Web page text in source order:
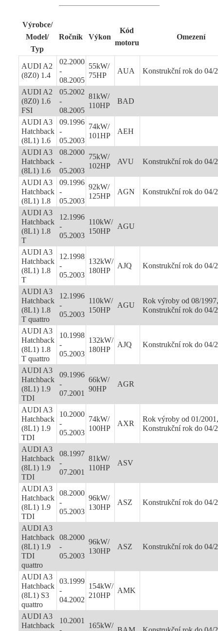
Výrobce/
Model/
Typ
Ročník Výkon
Kód
motoru
Omezení
AUDI A2
(8Z0) 1.4
02.2000
-
08.2005
55kW/
75HP
AUA Konstrukční rok do 04/
AUDI A2
(8Z0) 1.6
FSI
05.2002
-
08.2005
81kW/
110HP
BAD
AUDI A3
Hatchback
(8L1) 1.6
09.1996
-
05.2003
74kW/
101HP
AEH
AUDI A3
Hatchback
(8L1) 1.6
08.2000
-
05.2003
75kW/
102HP
AVU Konstrukční rok do 04/
AUDI A3
Hatchback
(8L1) 1.8
09.1996
-
05.2003
92kW/
125HP
AGN Konstrukční rok do 04/
AUDI A3
Hatchback
(8L1) 1.8
T
12.1996
-
05.2003
110kW/
150HP
AGU
AUDI A3
Hatchback
(8L1) 1.8
T
12.1998
-
05.2003
132kW/
180HP
AJQ Konstrukční rok do 04/
AUDI A3
Hatchback
(8L1) 1.8
T quattro
12.1996
-
05.2003
110kW/
150HP
AGU
Rok výroby od 08/1997,
Konstrukční rok do 04/
AUDI A3
Hatchback
(8L1) 1.8
T quattro
10.1998
-
05.2003
132kW/
180HP
AJQ Konstrukční rok do 04/
AUDI A3
Hatchback
(8L1) 1.9
TDI
09.1996
-
07.2001
66kW/
90HP
AGR
AUDI A3
Hatchback
(8L1) 1.9
TDI
10.2000
-
05.2003
74kW/
100HP
AXR
Rok výroby od 01/2001,
Konstrukční rok do 04/
AUDI A3
Hatchback
(8L1) 1.9
TDI
08.1997
-
07.2001
81kW/
110HP
ASV
AUDI A3
Hatchback
(8L1) 1.9
TDI
08.2000
-
05.2003
96kW/
130HP
ASZ Konstrukční rok do 04/
AUDI A3
Hatchback
(8L1) 1.9
TDI
quattro
08.2000
-
05.2003
96kW/
130HP
ASZ Konstrukční rok do 04/
AUDI A3
Hatchback
(8L1) S3
quattro
03.1999
-
04.2002
154kW/
210HP
AMK
AUDI A3
Hatchback
10.2001
165kW/